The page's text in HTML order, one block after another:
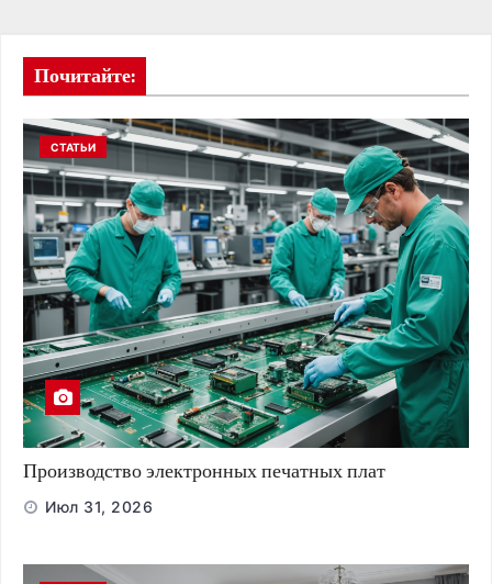
Почитайте:
СТАТЬИ
Производство электронных печатных плат
Июл 31, 2026